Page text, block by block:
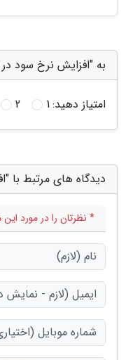
به "افزایش نرخ سود در
امتیاز دهید:1
2
دیدگاه های مرتبط با
* نظرتان را در مورد این